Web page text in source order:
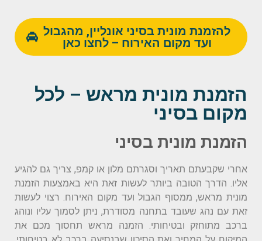
להזמנת מונית בסיני אונליין, מהגבול
ועד מקום האירוח – לחצו כאן
הזמנת מונית מראש – לכל
מקום בסיני
הזמנת מונית בסיני
אחרי שקבעתם תאריך וסגרתם מלון או קמפ, צריך גם להגיע
אליו. הדרך הטובה ביותר לעשות זאת היא באמצעות הזמנת
מונית מראש, ממסוף הגבול ועד מקום האירוח. רצוי לעשות
זאת עם נהג שעובד בתחנה מסודרת, ניתן לסמוך עליו ונוהג
ברכב מתוחזק ובטיחותי. הזמנה מראש תחסוך מכם את